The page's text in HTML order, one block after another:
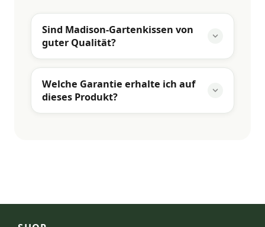
Sind Madison-Gartenkissen von
guter Qualität?
Welche Garantie erhalte ich auf
dieses Produkt?